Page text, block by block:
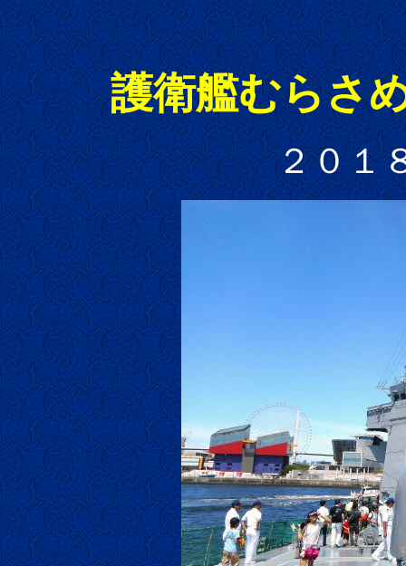
護衛艦むらさ
２０１